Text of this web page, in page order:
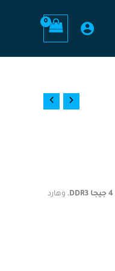
4 جيجا DDR3
، وهارد